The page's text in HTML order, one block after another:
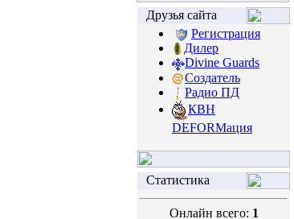
Друзья сайта
Регистрация
Дилер
Divine Guards
Создатель
Радио ПД
КВН
DEFORМация
Статистика
Онлайн всего: 1